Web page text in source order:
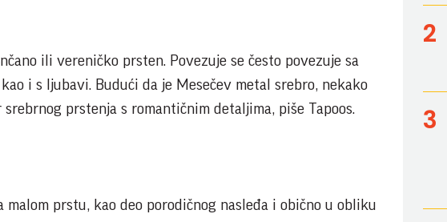
ili vereničko prsten. Povezuje se često povezuje sa
i s ljubavi. Budući da je Mesečev metal srebro, nekako
prstenja s romantičnim detaljima, piše Tapoos.
malom prstu, kao deo porodičnog nasleđa i obično u obliku